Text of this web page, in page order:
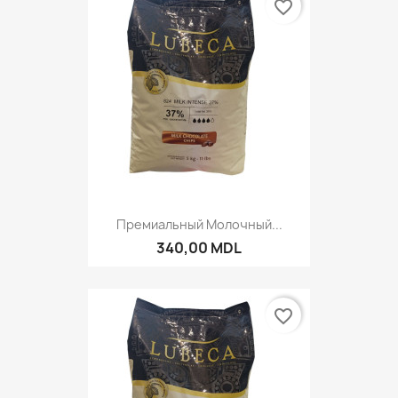
Премиальный Молочный...
340,00 MDL
favorite_border
favorite_border